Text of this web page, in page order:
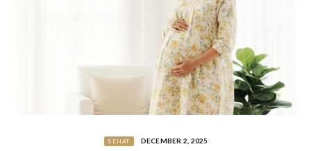
SEHAT DECEMBER 2, 2025